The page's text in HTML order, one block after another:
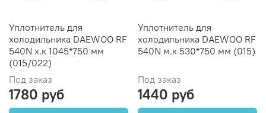
Уплотнитель для
холодильника DAEWOO RF
540N х.к 1045*750 мм
(015/022)
Под заказ
1780 руб
Уплотнитель для
холодильника DAEWOO RF
540N м.к 530*750 мм (015)
Под заказ
1440 руб